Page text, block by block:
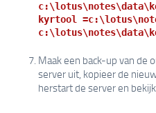
kyrtool
Maak een back-up van de
server uit, kopieer de
herstart de server en